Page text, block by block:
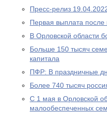
Пресс-релиз
Первая выплата после
В Орловской области
Больше 150 тысяч
капитала
ПФР: В праздничные
Более 740 тысяч
С 1 мая в Орловской
малообеспеченных